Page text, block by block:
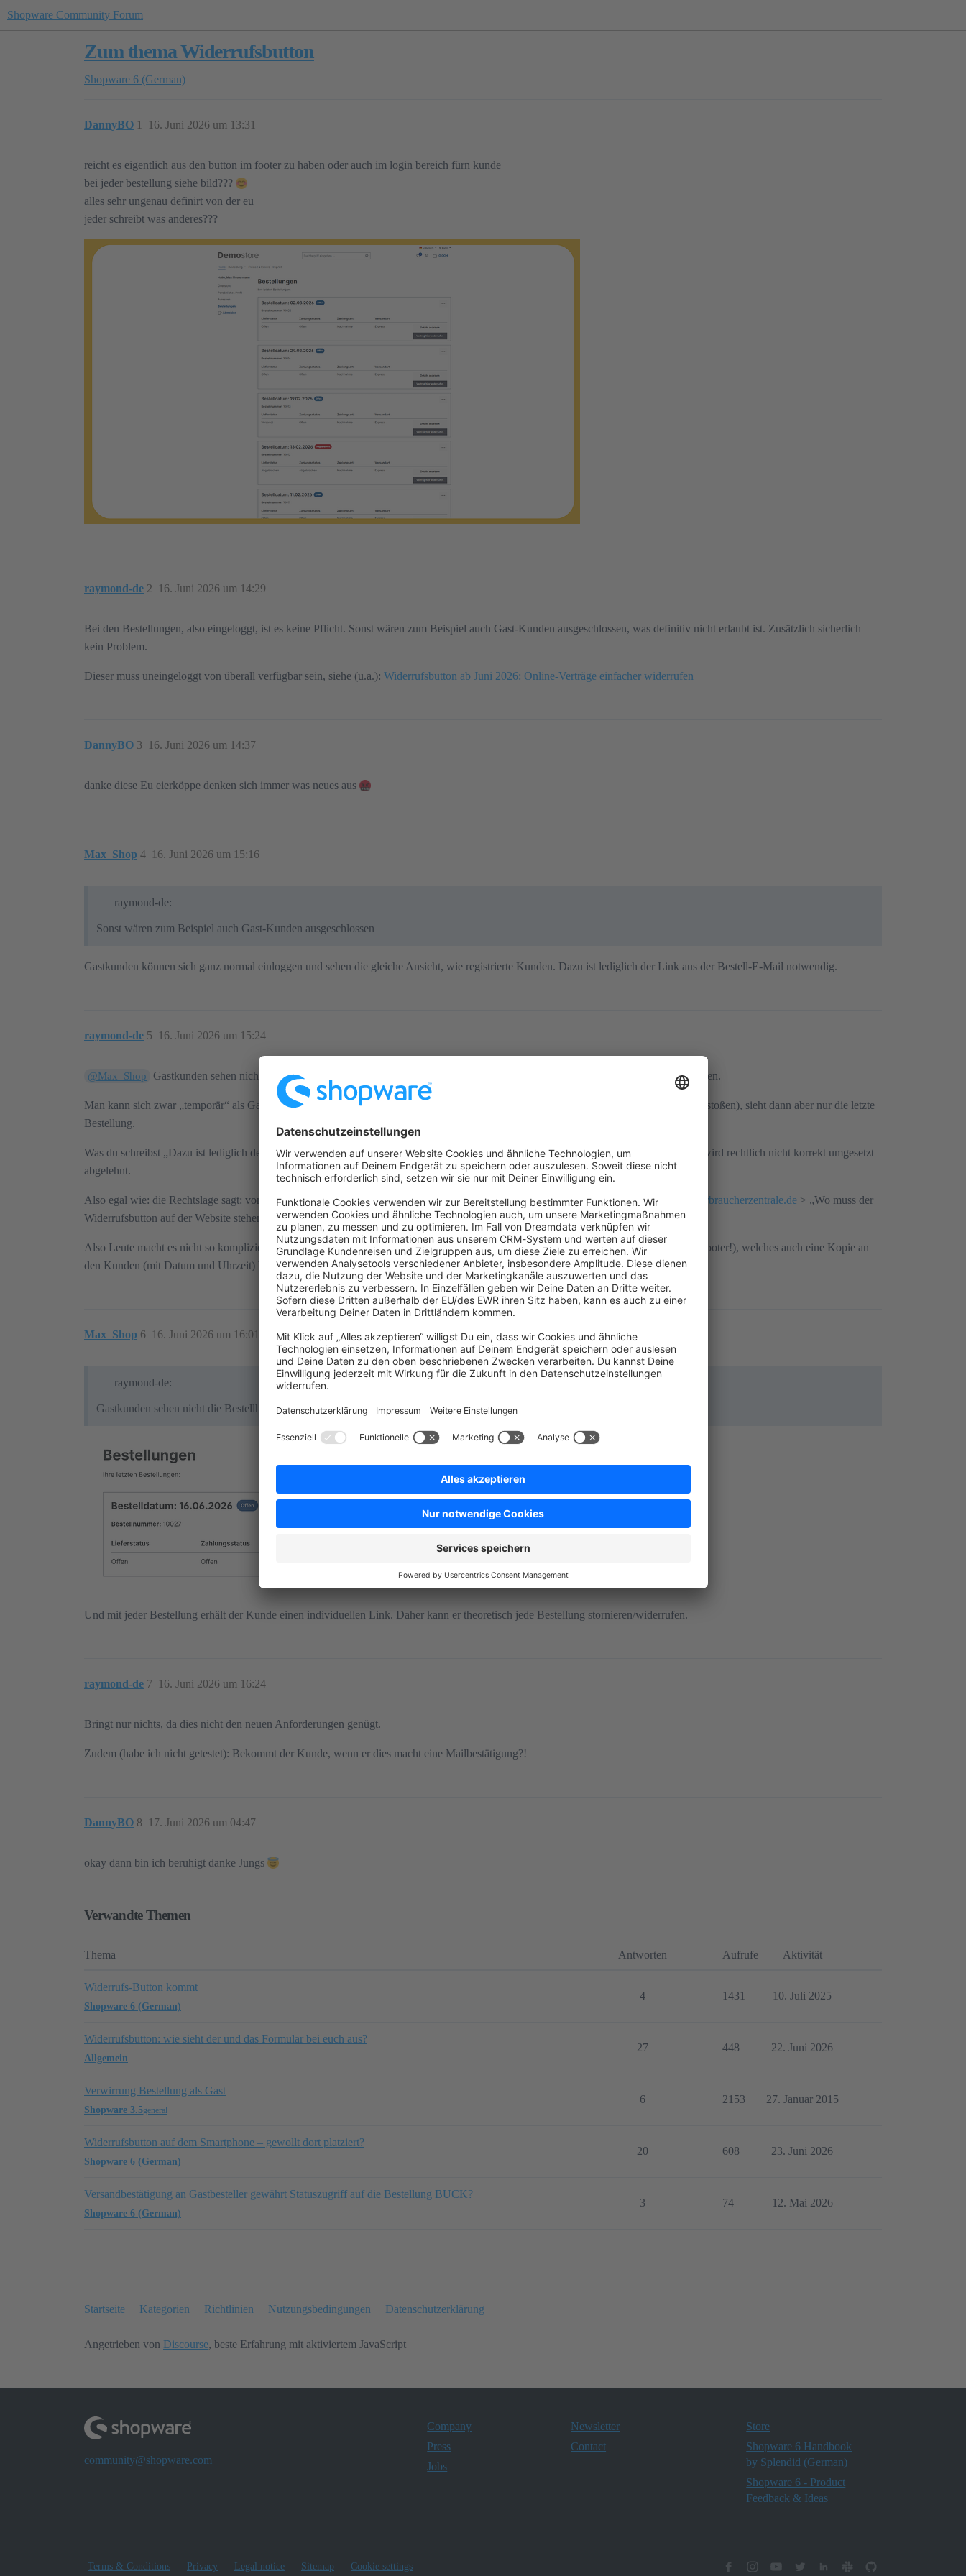
Shopware Community Forum
Zum thema Widerrufsbutton
Shopware 6 (German)
DannyBO 16. Juni 2026 um 13:31
1
reicht es eigentlich aus den button im footer zu haben oder auch im login bereich fürn kunde
bei jeder bestellung siehe bild???
alles sehr ungenau definirt von der eu
jeder schreibt was anderes???
raymond-de 16. Juni 2026 um 14:29
2
Bei den Bestellungen, also eingeloggt, ist es keine Pflicht. Sonst wären zum Beispiel auch Gast-Kunden ausgeschlossen, was definitiv nicht erlaubt ist. Zusätzlich sicherlich
kein Problem.
Dieser muss uneingeloggt von überall verfügbar sein, siehe (u.a.): Widerrufsbutton ab Juni 2026: Online-Verträge einfacher widerrufen
DannyBO 16. Juni 2026 um 14:37
3
danke diese Eu eierköppe denken sich immer was neues aus
Max_Shop 16. Juni 2026 um 15:16
4
raymond-de:
Sonst wären zum Beispiel auch Gast-Kunden ausgeschlossen
Gastkunden können sich ganz normal einloggen und sehen die gleiche Ansicht, wie registrierte Kunden. Dazu ist lediglich der Link aus der Bestell-E-Mail notwendig.
raymond-de 16. Juni 2026 um 15:24
5
@Max_Shop Gastkunden sehen nicht die Bestellhistorie, daher können diese wie oben sichtbar nicht einfach auf Vertrag widerrufen gehen.
Man kann sich zwar „temporär“ als Gastkunden einloggen, beispielsweise wenn eine Zahlung fehlgeschlagen ist (um diese nochmal anzustoßen), sieht dann aber nur die letzte
Bestellung.
Was du schreibst „Dazu ist lediglich der Link aus der Bestell-E-Mail notwendig.“ könnte als Hürde interpretiert werden und ich vermute wird rechtlich nicht korrekt umgesetzt
abgelehnt.
Also egal wie: die Rechtslage sagt: von überall erreichbar, sieheWiderrufsbutton ab Juni 2026: Online-Verträge einfacher widerrufen | Verbraucherzentrale.de > „Wo muss der
Widerrufsbutton auf der Website stehen?“
Also Leute macht es nicht so kompliziert: einfach im Footer ein gut sichtbares Formular (muss sich absetzen von den üblichen Links im Footer!), welches auch eine Kopie an
den Kunden (mit Datum und Uhrzeit) beim Absenden schickt. So setzen wir es jedenfalls erstmal um.
Max_Shop 16. Juni 2026 um 16:01
6
raymond-de:
Gastkunden sehen nicht die Bestellhistorie, daher können diese wie oben sichtbar nicht einfach auf Vertrag widerrufen gehen.
Und mit jeder Bestellung erhält der Kunde einen individuellen Link. Daher kann er theoretisch jede Bestellung stornieren/widerrufen.
raymond-de 16. Juni 2026 um 16:24
7
Bringt nur nichts, da dies nicht den neuen Anforderungen genügt.
Zudem (habe ich nicht getestet): Bekommt der Kunde, wenn er dies macht eine Mailbestätigung?!
DannyBO 17. Juni 2026 um 04:47
8
okay dann bin ich beruhigt danke Jungs
Verwandte Themen
Thema Antworten Aufrufe Aktivität
Widerrufs-Button kommt
Shopware 6 (German)
4 1431 10. Juli 2025
Widerrufsbutton: wie sieht der und das Formular bei euch aus?
Allgemein
27 448 22. Juni 2026
Verwirrung Bestellung als Gast
Shopware 3.5general
6 2153 27. Januar 2015
Widerrufsbutton auf dem Smartphone – gewollt dort platziert?
Shopware 6 (German)
20 608 23. Juni 2026
Versandbestätigung an Gastbesteller gewährt Statuszugriff auf die Bestellung BUCK?
Shopware 6 (German)
3 74 12. Mai 2026
Startseite Kategorien Richtlinien Nutzungsbedingungen Datenschutzerklärung
Angetrieben von Discourse, beste Erfahrung mit aktiviertem JavaScript
community@shopware.com
Company
Press
Jobs
Newsletter
Contact
Store
Shopware 6 Handbook
by Splendid (German)
Shopware 6 - Product
Feedback & Ideas
Terms & Conditions Privacy Legal notice Sitemap Cookie settings